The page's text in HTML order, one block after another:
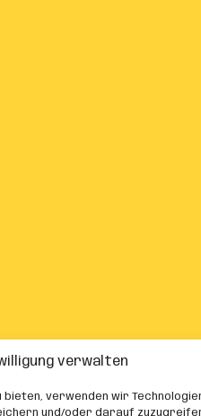
verwalten
verwenden wir
und/oder darauf